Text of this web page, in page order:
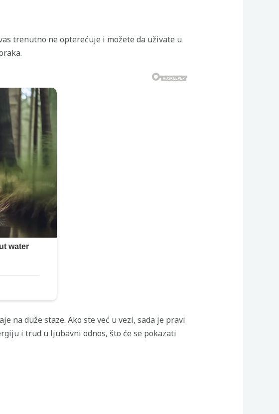
trenutno ne opterećuje i možete da uživate u
na duže staze. Ako ste već u vezi, sada je pravi
i trud u ljubavni odnos, što će se pokazati